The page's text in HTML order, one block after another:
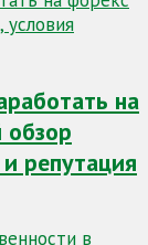
на
репутация